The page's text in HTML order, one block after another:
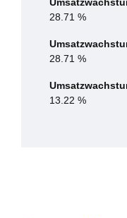
28.71 %
28.71 %
13.22 %